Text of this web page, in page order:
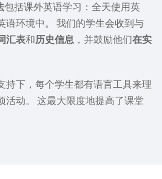
包括课外英语学习：全天使用英
语环境中。 我们的学生会收到与
汇表和历史信息 ，并鼓励他们在实
持下，每个学生都有语言工具来理
活动。 这最大限度地提高了课堂